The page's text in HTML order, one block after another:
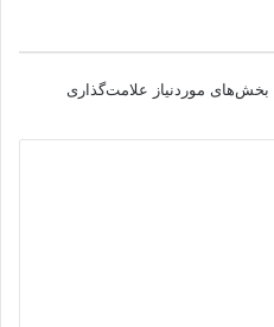
بخش‌های موردنیاز علامت‌گذاری